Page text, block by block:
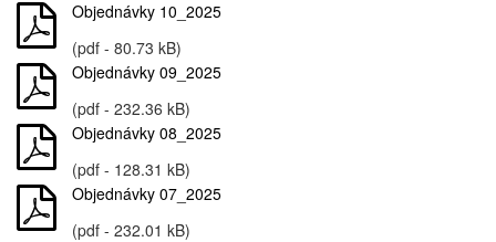
Objednávky 10_2025
(pdf - 80.73 kB)
Objednávky 09_2025
(pdf - 232.36 kB)
Objednávky 08_2025
(pdf - 128.31 kB)
Objednávky 07_2025
(pdf - 232.01 kB)